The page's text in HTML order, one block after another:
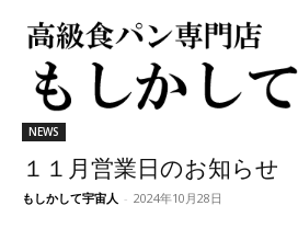
NEWS
１１月営業日のお知らせ
もしかして宇宙人 - 2024年10月28日